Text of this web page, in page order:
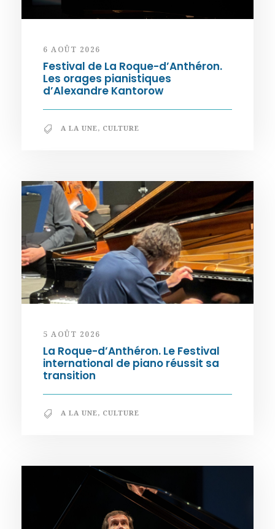
6 AOÛT 2026
Festival de La Roque-d’Anthéron.
Les orages pianistiques
d’Alexandre Kantorow
A LA UNE, CULTURE
5 AOÛT 2026
La Roque-d’Anthéron. Le Festival
international de piano réussit sa
transition
A LA UNE, CULTURE